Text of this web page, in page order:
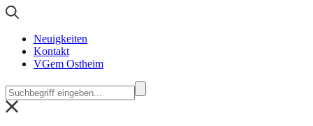
Neuigkeiten
Kontakt
VGem Ostheim